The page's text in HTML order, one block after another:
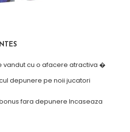
vandut cu o afacere atractiva �
depunere pe noii jucatori
fara depunere Incaseaza